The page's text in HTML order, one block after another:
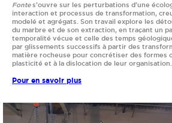
Fontes’ouvre sur les perturbations d’une
interaction et processus de transformation,
modelé et agrégats. Son travail explore les
du marbre et de son extraction, en traçant un
temporalité vécue et celle des temps
par glissements successifs à partir des
matière rocheuse pour concrétiser des formes
plasticité et à la dislocation de leur organisation.
Pour en savoir plus